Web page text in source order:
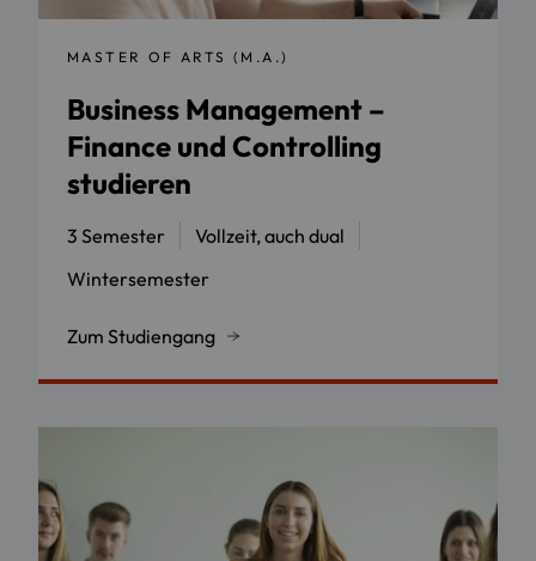
MASTER OF ARTS (M.A.)
Business Management –
Finance und Controlling
studieren
3 Semester
Vollzeit, auch dual
Wintersemester
Zum Studiengang